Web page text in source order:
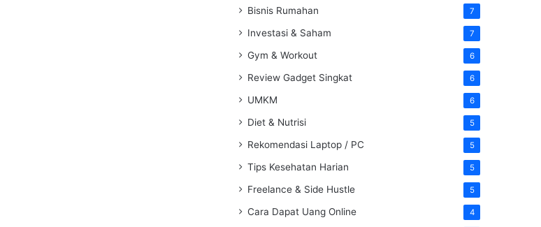
Bisnis Rumahan 7
Investasi & Saham 7
Gym & Workout 6
Review Gadget Singkat 6
UMKM 6
Diet & Nutrisi 5
Rekomendasi Laptop / PC 5
Tips Kesehatan Harian 5
Freelance & Side Hustle 5
Cara Dapat Uang Online 4